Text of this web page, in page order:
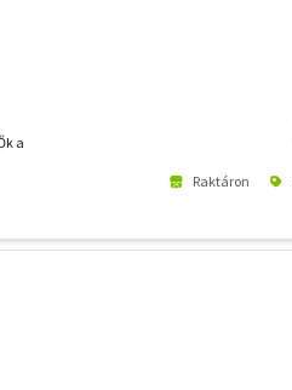
a
Raktáron